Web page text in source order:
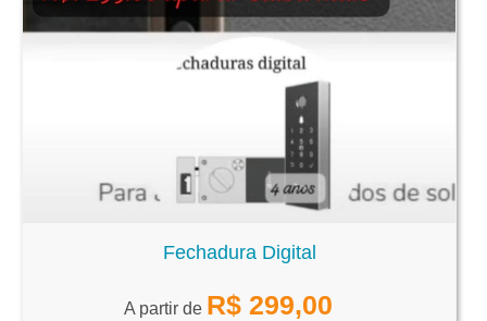
Fechadura Digital
A partir de R$ 299,00